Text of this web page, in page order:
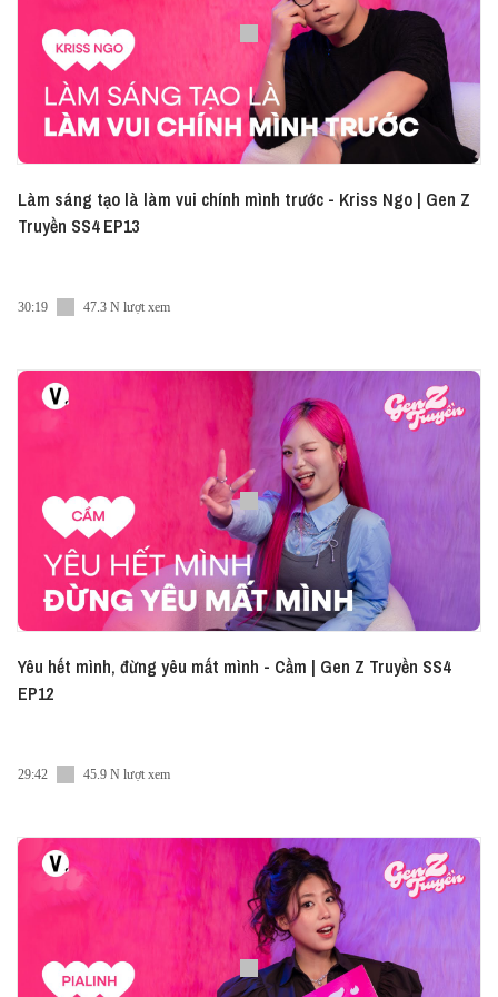
● Facebook: https://share.vietcetera.com/Facebook
● Instagram:https://share.vietcetera.com/Instagram
● LinkedIn:https://share.vietcetera.com/Linkedin
● TikTok:https://share.vietcetera.com/TikTok
● Twitter: https://share.vietcetera.com/Twitter
© Bản quyền thuộc về Vietcetera
© Copyright by Vietcetera Channel ☞ Do not Reup
Làm sáng tạo là làm vui chính mình trước - Kriss Ngo | Gen Z
Truyền SS4 EP13
30:19 47.3 N lượt xem
Yêu hết mình, đừng yêu mất mình - Cầm | Gen Z Truyền SS4
EP12
29:42 45.9 N lượt xem